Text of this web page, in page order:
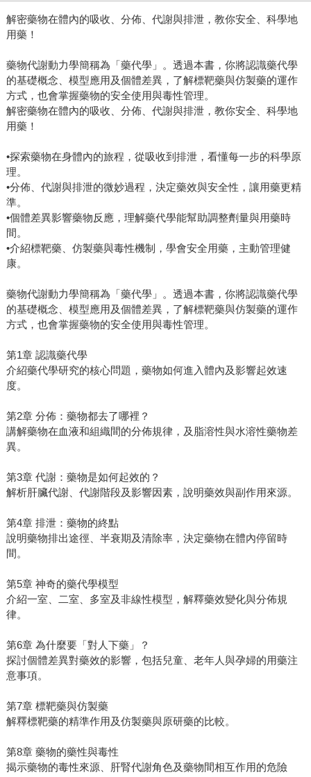
解密藥物在體內的吸收、分佈、代謝與排泄，教你安全、科學地
用藥！
藥物代謝動力學簡稱為「藥代學」。透過本書，你將認識藥代學
的基礎概念、模型應用及個體差異，了解標靶藥與仿製藥的運作
方式，也會掌握藥物的安全使用與毒性管理。
解密藥物在體內的吸收、分佈、代謝與排泄，教你安全、科學地
用藥！
•探索藥物在身體內的旅程，從吸收到排泄，看懂每一步的科學原
理。
•分佈、代謝與排泄的微妙過程，決定藥效與安全性，讓用藥更精
準。
•個體差異影響藥物反應，理解藥代學能幫助調整劑量與用藥時
間。
•介紹標靶藥、仿製藥與毒性機制，學會安全用藥，主動管理健
康。
藥物代謝動力學簡稱為「藥代學」。透過本書，你將認識藥代學
的基礎概念、模型應用及個體差異，了解標靶藥與仿製藥的運作
方式，也會掌握藥物的安全使用與毒性管理。
第1章 認識藥代學
介紹藥代學研究的核心問題，藥物如何進入體內及影響起效速
度。
第2章 分佈：藥物都去了哪裡？
講解藥物在血液和組織間的分佈規律，及脂溶性與水溶性藥物差
異。
第3章 代謝：藥物是如何起效的？
解析肝臟代謝、代謝階段及影響因素，說明藥效與副作用來源。
第4章 排泄：藥物的終點
說明藥物排出途徑、半衰期及清除率，決定藥物在體內停留時
間。
第5章 神奇的藥代學模型
介紹一室、二室、多室及非線性模型，解釋藥效變化與分佈規
律。
第6章 為什麼要「對人下藥」？
探討個體差異對藥效的影響，包括兒童、老年人與孕婦的用藥注
意事項。
第7章 標靶藥與仿製藥
解釋標靶藥的精準作用及仿製藥與原研藥的比較。
第8章 藥物的藥性與毒性
揭示藥物的毒性來源、肝腎代謝角色及藥物間相互作用的危險